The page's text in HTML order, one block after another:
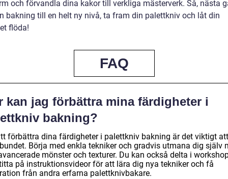
och förvandla dina kakor till verkliga mästerverk. Så, nästa
bakning till en helt ny nivå, ta fram din palettkniv och låt din
flöda!
FAQ
kan jag förbättra mina färdigheter i
bakning?
förbättra dina färdigheter i palettkniv bakning är det viktigt
Börja med enkla tekniker och gradvis utmana dig själv
mönster och texturer. Du kan också delta i
på instruktionsvideor för att lära dig nya tekniker och få
från andra erfarna palettknivbakare.